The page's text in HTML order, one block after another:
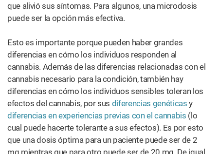
que alivió sus síntomas. Para algunos, una microdosis
puede ser la opción más efectiva.
Esto es importante porque pueden haber grandes
diferencias en cómo los individuos responden al
cannabis. Además de las diferencias relacionadas con el
cannabis necesario para la condición, también hay
diferencias en cómo los individuos sensibles toleran los
efectos del cannabis, por sus diferencias genéticas y
diferencias en experiencias previas con el cannabis (lo
cual puede hacerte tolerante a sus efectos). Es por esto
que una dosis óptima para un paciente puede ser de 2
mg mientras que para otro puede ser de 20 mg. De igual